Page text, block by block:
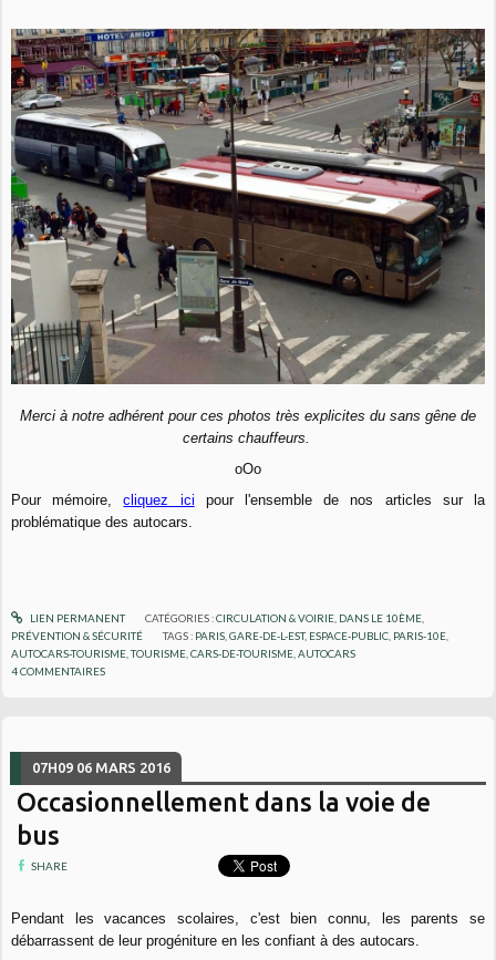
Merci à notre adhérent pour ces photos très explicites du sans gêne de
certains chauffeurs.
oOo
Pour mémoire,cliquez ici pour l'ensemble de nos articles sur la
problématique des autocars.
LIEN PERMANENT CATÉGORIES :CIRCULATION & VOIRIE, DANS LE 10ÈME,
PRÉVENTION & SÉCURITÉ
TAGS : PARIS ,GARE-DE-L-EST, ESPACE-PUBLIC PARIS-10E
AUTOCARS-TOURISME ,TOURISME ,CARS-DE-TOURISME ,AUTOCARS
4COMMENTAIRES
07H09 06 MARS 2016
Occasionnellement dans la voie de
bus
SHARE
Pendant les vacances scolaires, c'est bien connu, les parents se
débarrassent de leur progéniture en les confiant à des autocars.